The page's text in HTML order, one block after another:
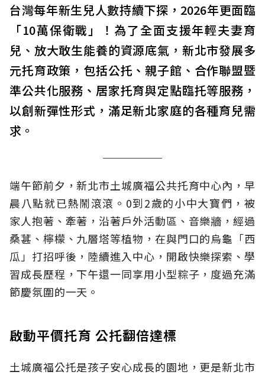
台灣每年新生兒人數持續下探，2026年更面臨
「10萬保衛戰」！為了全面支援年輕夫妻育
兒、放大敢生能養的資源底氣，新北市發展多
元托育政策，包括公托、親子館、合作聯盟暨
準公共化服務、居家托育與定點臨托等服務，
以創新彈性形式，滿足新北家庭的各種育兒需
求。
端午節前夕，新北市土城廣福公共托育中心內，早
晨八點就已熱鬧滾滾。0到2歲的小中大寶們，被
家人抱著、牽著，沿著戶外活動區、音樂牆，經過
桑葚、檸檬、九層塔等植物，在與門口的烏龜「西
瓜」打招呼後，陸續進入中心，開啟快樂探索、學
習成長歷程，下午還一同享用小型粽子，度過充滿
節慶氛圍的一天。
啟動平價托育 公托翻倍達標
土城廣福公托是孩子安心成長的園地，更是新北市